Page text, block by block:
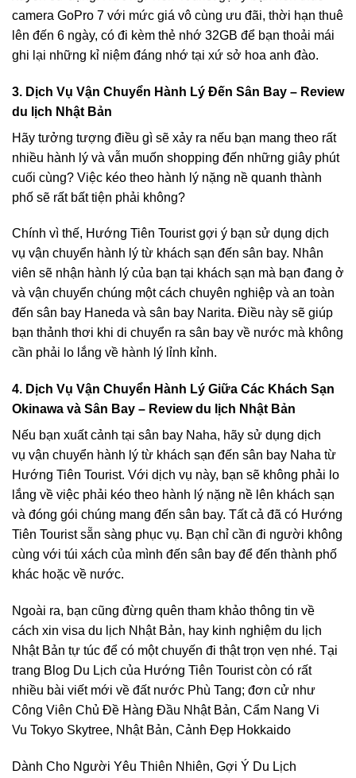
camera GoPro 7 với mức giá vô cùng ưu đãi, thời hạn thuê
lên đến 6 ngày, có đi kèm thẻ nhớ 32GB để bạn thoải mái
ghi lại những kỉ niệm đáng nhớ tại xứ sở hoa anh đào.
3. Dịch Vụ Vận Chuyển Hành Lý Đến Sân Bay – Review
du lịch Nhật Bản
Hãy tưởng tượng điều gì sẽ xảy ra nếu bạn mang theo rất
nhiều hành lý và vẫn muốn shopping đến những giây phút
cuối cùng? Việc kéo theo hành lý nặng nề quanh thành
phố sẽ rất bất tiện phải không?
Chính vì thế, Hướng Tiên Tourist gợi ý bạn sử dụng dịch
vụ vận chuyển hành lý từ khách sạn đến sân bay. Nhân
viên sẽ nhận hành lý của bạn tại khách sạn mà bạn đang ở
và vận chuyển chúng một cách chuyên nghiệp và an toàn
đến sân bay Haneda và sân bay Narita. Điều này sẽ giúp
bạn thảnh thơi khi di chuyển ra sân bay về nước mà không
cần phải lo lắng về hành lý lỉnh kỉnh.
4. Dịch Vụ Vận Chuyển Hành Lý Giữa Các Khách Sạn
Okinawa và Sân Bay – Review du lịch Nhật Bản
Nếu bạn xuất cảnh tại sân bay Naha, hãy sử dụng dịch
vụ vận chuyển hành lý từ khách sạn đến sân bay Naha từ
Hướng Tiên Tourist. Với dịch vụ này, bạn sẽ không phải lo
lắng về việc phải kéo theo hành lý nặng nề lên khách sạn
và đóng gói chúng mang đến sân bay. Tất cả đã có Hướng
Tiên Tourist sẵn sàng phục vụ. Bạn chỉ cần đi người không
cùng với túi xách của mình đến sân bay để đến thành phố
khác hoặc về nước.
Ngoài ra, bạn cũng đừng quên tham khảo thông tin về
cách xin visa du lịch Nhật Bản, hay kinh nghiệm du lịch
Nhật Bản tự túc để có một chuyến đi thật trọn vẹn nhé. Tại
trang Blog Du Lịch của Hướng Tiên Tourist còn có rất
nhiều bài viết mới về đất nước Phù Tang; đơn cử như
Công Viên Chủ Đề Hàng Đầu Nhật Bản, Cẩm Nang Vi
Vu Tokyo Skytree, Nhật Bản, Cảnh Đẹp Hokkaido
Dành Cho Người Yêu Thiên Nhiên, Gợi Ý Du Lịch